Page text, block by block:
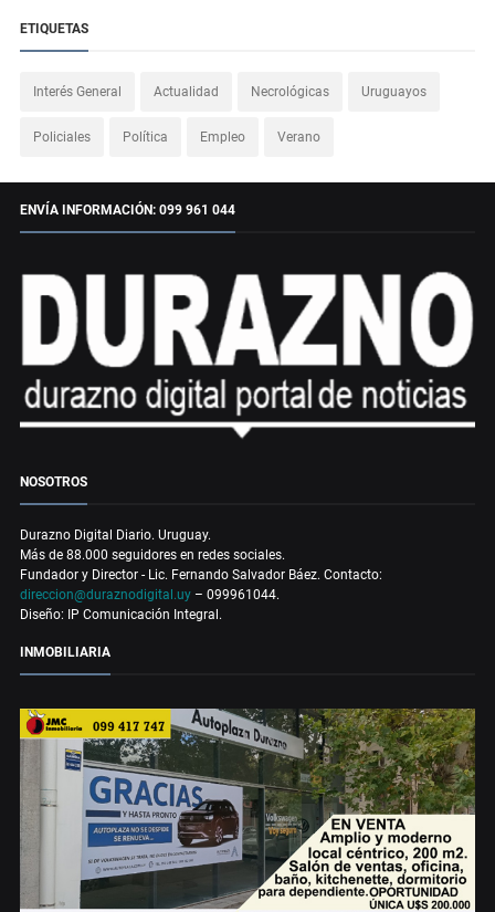
ETIQUETAS
Interés General Actualidad Necrológicas Uruguayos
Policiales Política Empleo Verano
ENVÍA INFORMACIÓN: 099 961 044
NOSOTROS
Durazno Digital Diario. Uruguay.
Más de 88.000 seguidores en redes sociales.
Fundador y Director - Lic. Fernando Salvador Báez. Contacto:
direccion@duraznodigital.uy – 099961044.
Diseño: IP Comunicación Integral.
INMOBILIARIA